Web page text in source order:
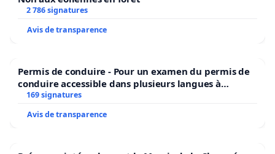
2 786 signatures
Avis de transparence
Permis de conduire - Pour un examen du permis de
conduire accessible dans plusieurs langues à
Bruxelles
169 signatures
Avis de transparence